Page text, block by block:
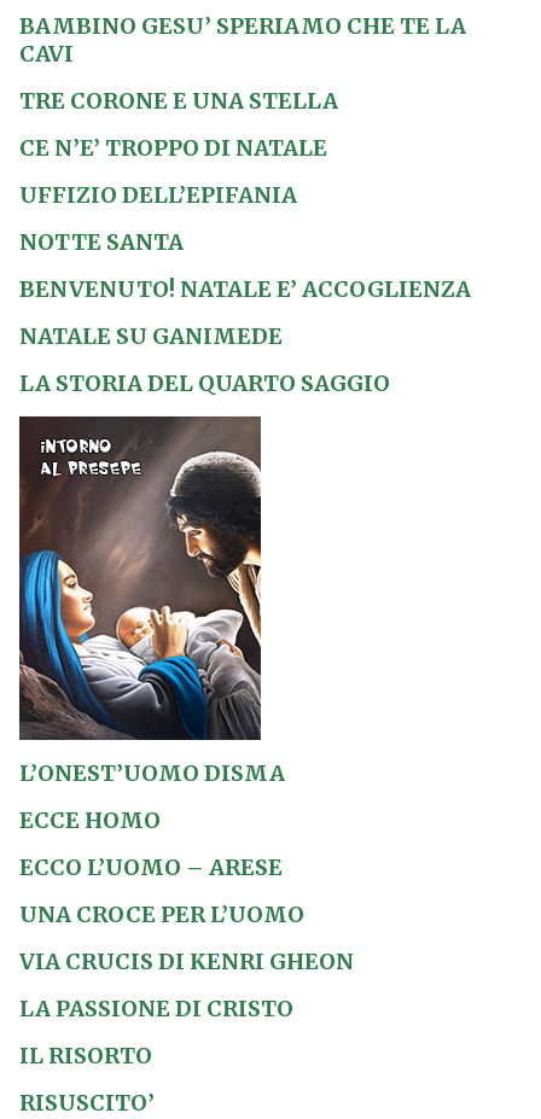
BAMBINO GESU’ SPERIAMO CHE TE LA
CAVI
TRE CORONE E UNA STELLA
CE N’E’ TROPPO DI NATALE
UFFIZIO DELL’EPIFANIA
NOTTE SANTA
BENVENUTO! NATALE E’ ACCOGLIENZA
NATALE SU GANIMEDE
LA STORIA DEL QUARTO SAGGIO
L’ONEST’UOMO DISMA
ECCE HOMO
ECCO L’UOMO – ARESE
UNA CROCE PER L’UOMO
VIA CRUCIS DI KENRI GHEON
LA PASSIONE DI CRISTO
IL RISORTO
RISUSCITO’